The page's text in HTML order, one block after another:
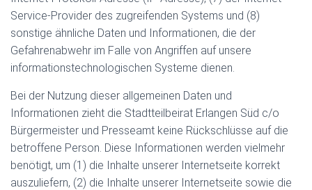
Service-Provider des zugreifenden Systems und (8)
sonstige ähnliche Daten und Informationen, die der
Gefahrenabwehr im Falle von Angriffen auf unsere
informationstechnologischen Systeme dienen.
Bei der Nutzung dieser allgemeinen Daten und
Informationen zieht die Stadtteilbeirat Erlangen Süd c/o
Bürgermeister und Presseamt keine Rückschlüsse auf die
betroffene Person. Diese Informationen werden vielmehr
benötigt, um (1) die Inhalte unserer Internetseite korrekt
auszuliefern, (2) die Inhalte unserer Internetseite sowie die